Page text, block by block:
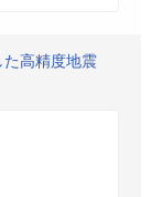
高精度地震